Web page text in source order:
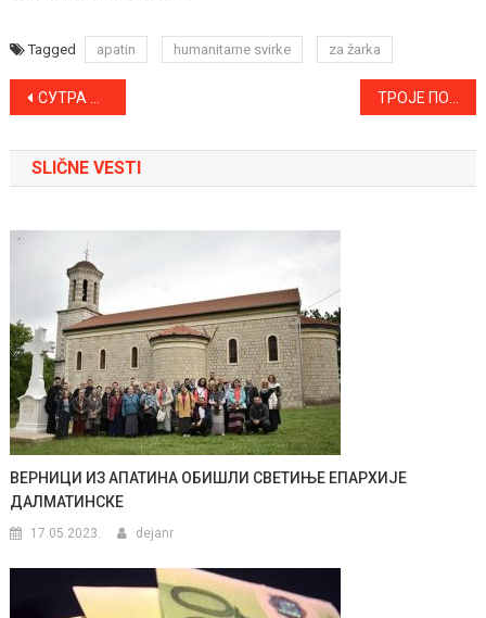
Tagged apatin humanitarne svirke za žarka
Kretanje
članka
СУТРА У ЦЕНТРУ АПАТИНА “ДЕЧИЈА ПИЈАЦА” И “САЈАМ СПОРТА”
SLIČNE VESTI
ВЕРНИЦИ ИЗ АПАТИНА ОБИШЛИ СВЕТИЊЕ ЕПАРХИЈЕ
ДАЛМАТИНСКЕ
17.05.2023. dejanr